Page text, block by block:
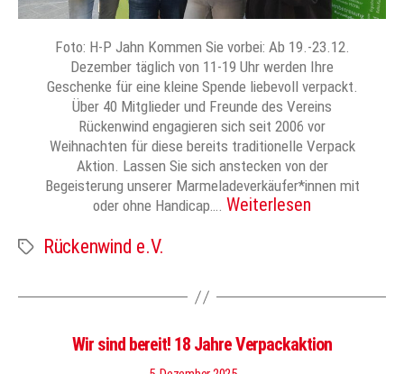
Foto: H-P Jahn Kommen Sie vorbei: Ab 19.-23.12.
Dezember täglich von 11-19 Uhr werden Ihre
Geschenke für eine kleine Spende liebevoll verpackt.
Über 40 Mitglieder und Freunde des Vereins
Rückenwind engagieren sich seit 2006 vor
Weihnachten für diese bereits traditionelle Verpack
Aktion. Lassen Sie sich anstecken von der
Begeisterung unserer Marmeladeverkäufer*innen mit
oder ohne Handicap…. Weiterlesen
Schlagwörter
Rückenwind e.V.
Wir sind bereit! 18 Jahre Verpackaktion